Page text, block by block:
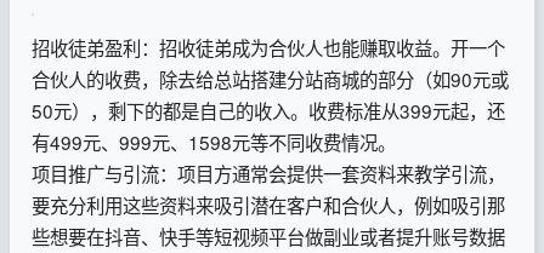
招收徒弟盈利：招收徒弟成为合伙人也能赚取收益。开一个
合伙人的收费，除去给总站搭建分站商城的部分（如90元或
50元），剩下的都是自己的收入。收费标准从399元起，还
有499元、999元、1598元等不同收费情况。
项目推广与引流：项目方通常会提供一套资料来教学引流，
要充分利用这些资料来吸引潜在客户和合伙人，例如吸引那
些想要在抖音、快手等短视频平台做副业或者提升账号数据